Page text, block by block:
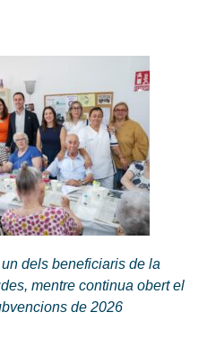
dels beneficiaris de la
mentre continua obert el
de 2026